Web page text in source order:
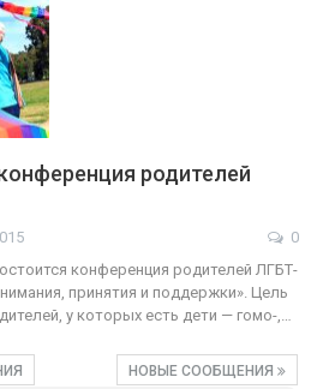
родителей
0
конференция родителей ЛГБТ-
принятия и поддержки». Цель
у которых есть дети — гомо-,…
НОВЫЕ СООБЩЕНИЯ